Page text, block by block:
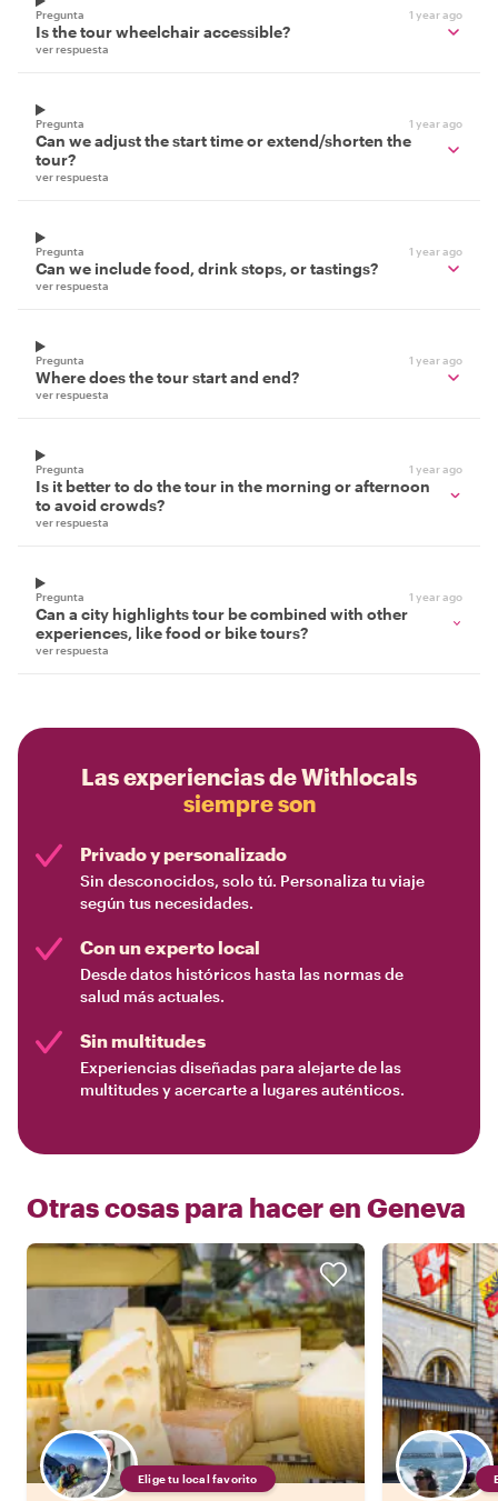
Pregunta 1 year ago
Is the tour wheelchair accessible?
ver respuesta
Pregunta 1 year ago
Can we adjust the start time or extend/shorten the
tour?
ver respuesta
Pregunta 1 year ago
Can we include food, drink stops, or tastings?
ver respuesta
Pregunta 1 year ago
Where does the tour start and end?
ver respuesta
Pregunta 1 year ago
Is it better to do the tour in the morning or afternoon
to avoid crowds?
ver respuesta
Pregunta 1 year ago
Can a city highlights tour be combined with other
experiences, like food or bike tours?
ver respuesta
Las experiencias de Withlocals
siempre son
Privado y personalizado
Sin desconocidos, solo tú. Personaliza tu viaje
según tus necesidades.
Con un experto local
Desde datos históricos hasta las normas de
salud más actuales.
Sin multitudes
Experiencias diseñadas para alejarte de las
multitudes y acercarte a lugares auténticos.
Otras cosas para hacer en Geneva
Elige tu local favorito